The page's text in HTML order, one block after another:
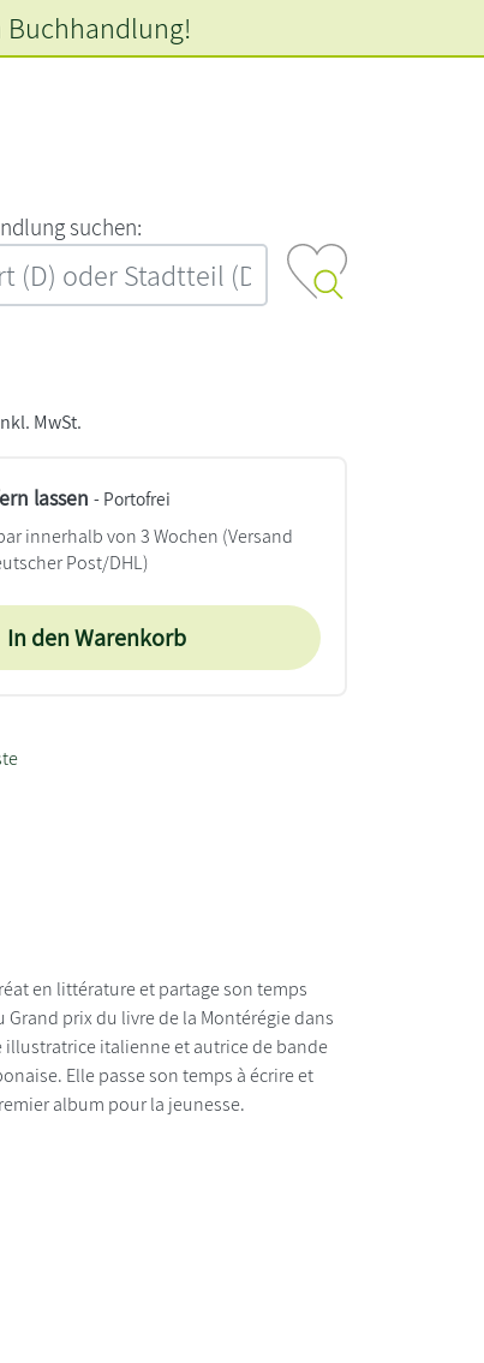
‍s‍u‍c‍h‍e‍n‍:‍
Buchhandlung!
MwSt.
lassen - Portofrei
innerhalb von 3 Wochen (Versand
Post/DHL)
In den Warenkorb
en littérature et partage son temps
prix du livre de la Montérégie dans
illustratrice italienne et autrice de bande
Elle passe son temps à écrire et
album pour la jeunesse.